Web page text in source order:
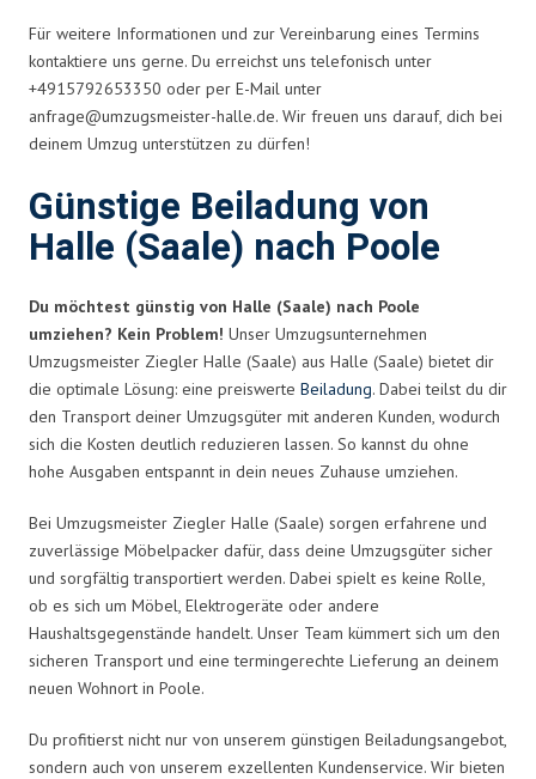
Für weitere Informationen und zur Vereinbarung eines Termins
kontaktiere uns gerne. Du erreichst uns telefonisch unter
+4915792653350 oder per E-Mail unter
anfrage@umzugsmeister-halle.de. Wir freuen uns darauf, dich bei
deinem Umzug unterstützen zu dürfen!
Günstige Beiladung von
Halle (Saale) nach Poole
Du möchtest günstig von Halle (Saale) nach Poole
umziehen? Kein Problem! Unser Umzugsunternehmen
Umzugsmeister Ziegler Halle (Saale) aus Halle (Saale) bietet dir
die optimale Lösung: eine preiswerte Beiladung. Dabei teilst du dir
den Transport deiner Umzugsgüter mit anderen Kunden, wodurch
sich die Kosten deutlich reduzieren lassen. So kannst du ohne
hohe Ausgaben entspannt in dein neues Zuhause umziehen.
Bei Umzugsmeister Ziegler Halle (Saale) sorgen erfahrene und
zuverlässige Möbelpacker dafür, dass deine Umzugsgüter sicher
und sorgfältig transportiert werden. Dabei spielt es keine Rolle,
ob es sich um Möbel, Elektrogeräte oder andere
Haushaltsgegenstände handelt. Unser Team kümmert sich um den
sicheren Transport und eine termingerechte Lieferung an deinem
neuen Wohnort in Poole.
Du profitierst nicht nur von unserem günstigen Beiladungsangebot,
sondern auch von unserem exzellenten Kundenservice. Wir bieten